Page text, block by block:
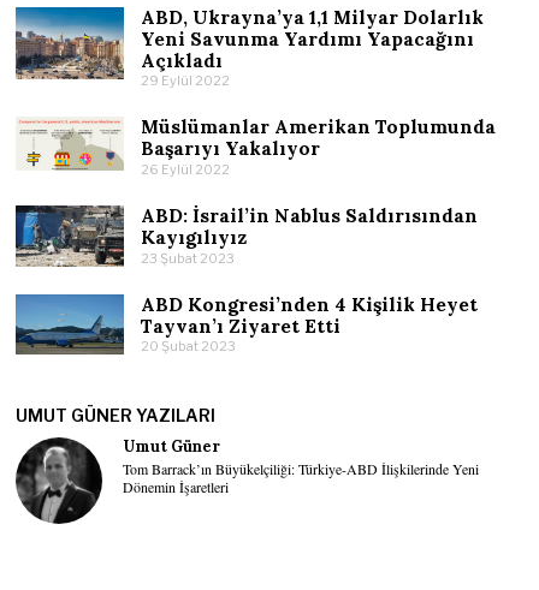
ABD, Ukrayna’ya 1,1 Milyar Dolarlık
Yeni Savunma Yardımı Yapacağını
Açıkladı
29 Eylül 2022
Müslümanlar Amerikan Toplumunda
Başarıyı Yakalıyor
26 Eylül 2022
ABD: İsrail’in Nablus Saldırısından
Kayıgılıyız
23 Şubat 2023
ABD Kongresi’nden 4 Kişilik Heyet
Tayvan’ı Ziyaret Etti
20 Şubat 2023
UMUT GÜNER YAZILARI
Umut Güner
Tom Barrack’ın Büyükelçiliği: Türkiye-ABD İlişkilerinde Yeni
Dönemin İşaretleri